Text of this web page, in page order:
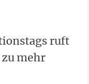
ruft
mehr